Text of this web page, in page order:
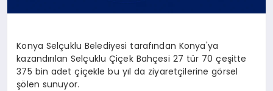
Konya Selçuklu Belediyesi tarafından Konya'ya
kazandırılan Selçuklu Çiçek Bahçesi 27 tür 70 çeşitte
375 bin adet çiçekle bu yıl da ziyaretçilerine görsel
şölen sunuyor.